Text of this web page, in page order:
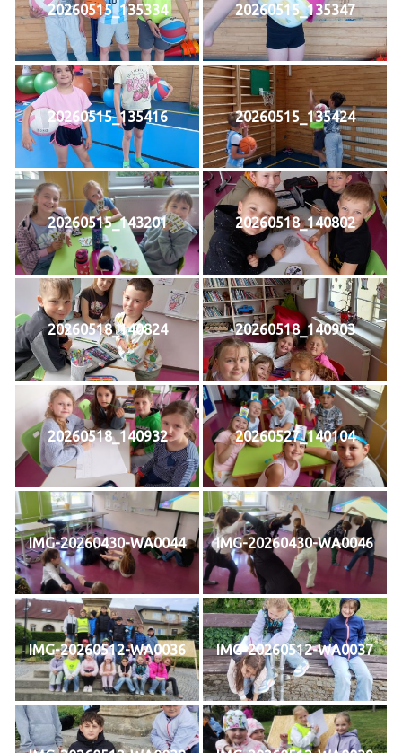
20260515_135334 20260515_135347
20260515_135416 20260515_135424
20260515_143201 20260518_140802
20260518_140824 20260518_140903
20260518_140932 20260527_140104
IMG-20260430-WA0044 IMG-20260430-WA0046
IMG-20260512-WA0036 IMG-20260512-WA0037